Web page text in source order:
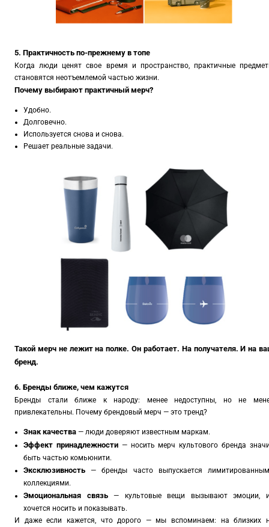
5. Практичность по-прежнему в топе
Когда люди ценят свое время и пространство, практичные
становятся неотъемлемой частью жизни.
Почему выбирают практичный мерч?
Удобно.
Долговечно.
Используется снова и снова.
Решает реальные задачи.
Такой мерч не лежит на полке. Он работает. На получателя. И на
бренд.
6. Бренды ближе, чем кажутся
Бренды стали ближе к народу: менее недоступны, но не
привлекательны. Почему брендовый мерч — это тренд?
Знак качества — люди доверяют известным маркам.
Эффект принадлежности— носить мерч культового бренда
быть частью комьюнити.
Эксклюзивность — бренды часто выпускается
коллекциями.
Эмоциональная связь— культовые вещи вызывают эмоции,
хочется носить и показывать.
И даже если кажется, что дорого — мы вспоминаем: на близких